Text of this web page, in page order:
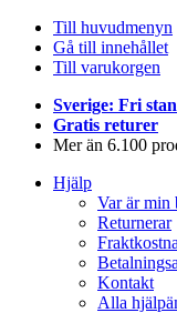
Till huvudmenyn
Gå till innehållet
Till varukorgen
Sverige: Fri
Gratis returer
Mer än 6.100
Hjälp
Var är min
Returnerar
Kontakt
Alla